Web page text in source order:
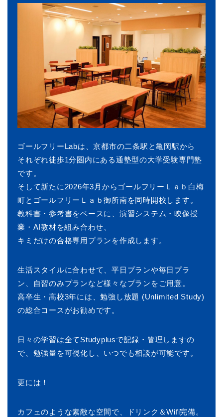
ゴールフリーLabは、京都市の二条駅と亀岡駅から
それぞれ徒歩1分圏内にある通塾型の大学受験専門塾
です。
そして新たに2026年3月からゴールフリーＬａｂ白梅
町とゴールフリーＬａｂ御所南を同時開校します。
教科書・参考書をベースに、演習システム・映像授
業・AI教材を組み合わせ、
キミだけの合格専用プランを作成します。
生活スタイルに合わせて、平日プランや毎日プラ
ン、自習のみプランなど様々なプランをご用意。
高卒生・高校3年には、勉強し放題 (Unlimited Study)
の総合コースがお勧めです。
日々の学習は全てStudyplusで記録・管理しますの
で、勉強量を可視化し、いつでも相談が可能です。
更には！
カフェのような素敵な空間で、ドリンク＆Wifi完備。